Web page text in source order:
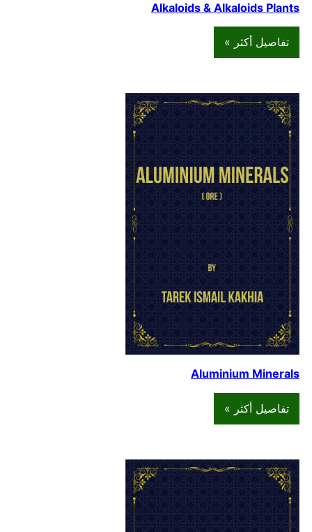
Alkaloids & Alkaloids Plants
تفاصيل أكثر »
Aluminium Minerals
تفاصيل أكثر »